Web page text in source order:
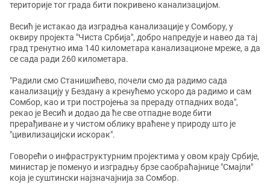
територије тог града бити покривено канализацијом.
Весић је истакао да изградња канализације у Сомбору, у
оквиру пројекта "Чиста Србија", добро напредује и навео да тај
град тренутно има 140 километара канализационе мреже, а да
се сада ради 260 километара.
"Радили смо Станишићево, почели смо да радимо сада
канализацију у Бездану а кренућемо ускоро да радимо и сам
Сомбор, као и три постројења за прераду отпадних вода",
рекао је Весић и додао да ће све отпадне воде бити
прерађиване и у чистом облику враћене у природу што је
"цивилизацијски искорак".
Говорећи о инфраструктурним пројектима у овом крају Србије,
министар је поменуо и изградњу брзе саобраћајнице "Смајли"
која је суштински најзначајнија за Сомбор.